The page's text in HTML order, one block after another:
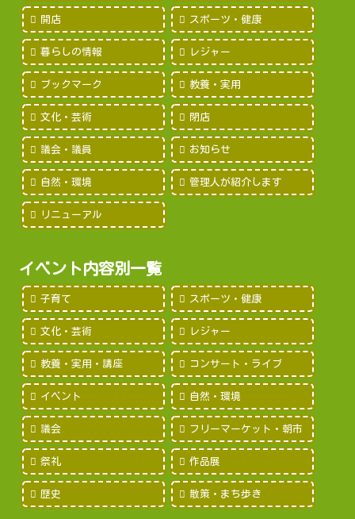
開店 スポーツ・健康
暮らしの情報 レジャー
ブックマーク 教養・実用
文化・芸術 閉店
議会・議員 お知らせ
自然・環境 管理人が紹介します
リニューアル
イベント内容別一覧
子育て スポーツ・健康
文化・芸術 レジャー
教養・実用・講座 コンサート・ライブ
イベント 自然・環境
議会 フリーマーケット・朝市
祭礼 作品展
歴史 散策・まち歩き